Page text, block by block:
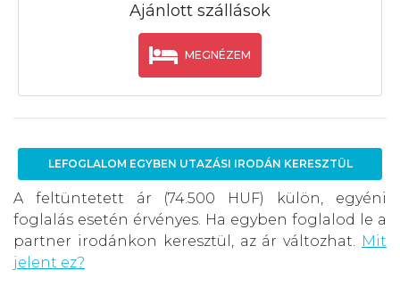
Ajánlott szállások
MEGNÉZEM
LEFOGLALOM EGYBEN UTAZÁSI IRODÁN KERESZTÜL
A feltüntetett ár (74.500 HUF) külön, egyéni
foglalás esetén érvényes. Ha egyben foglalod le a
partner irodánkon keresztül, az ár változhat. Mit
jelent ez?